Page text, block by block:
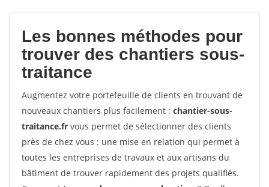
votes
Les bonnes méthodes pour
trouver des chantiers sous-
traitance
Augmentez votre portefeuille de clients en trouvant de
nouveaux chantiers plus facilement : chantier-sous-
traitance.fr vous permet de sélectionner des clients
près de chez vous : une mise en relation qui permet à
toutes les entreprises de travaux et aux artisans du
bâtiment de trouver rapidement des projets qualifiés.